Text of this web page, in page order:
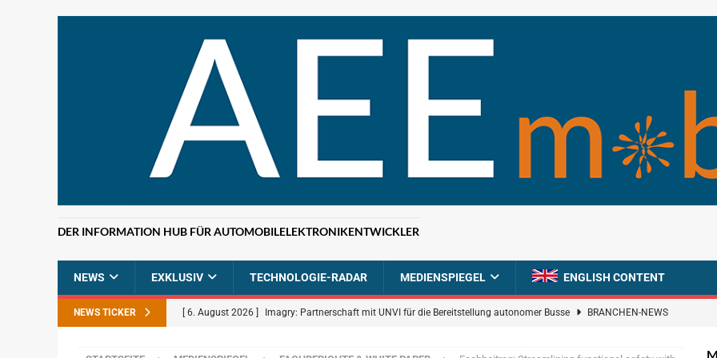
DER INFORMATION HUB FÜR AUTOMOBILELEKTRONIKENTWICKLER
NEWS EXKLUSIV TECHNOLOGIE-RADAR MEDIENSPIEGEL ENGLISH CONTENT
NEWS TICKER [ 6. August 2026 ] Imagry: Partnerschaft mit UNVI für die Bereitstellung autonomer Busse BRANCHEN-NEWS